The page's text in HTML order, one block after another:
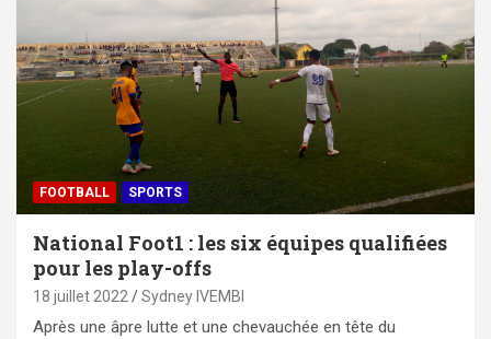
FOOTBALL SPORTS
National Foot1 : les six équipes qualifiées
pour les play-offs
18 juillet 2022 Sydney IVEMBI
Après une âpre lutte et une chevauchée en tête du